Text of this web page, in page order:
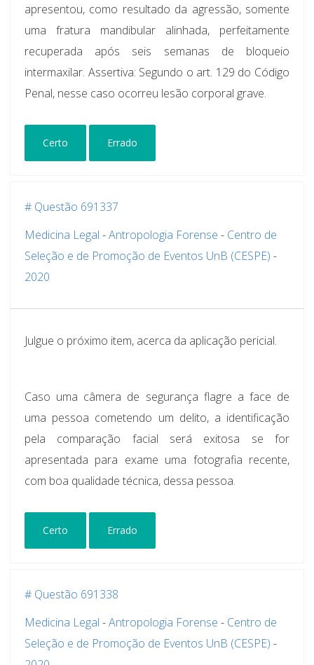
apresentou, como resultado da agressão, somente
uma fratura mandibular alinhada, perfeitamente
recuperada após seis semanas de bloqueio
intermaxilar. Assertiva: Segundo o art. 129 do Código
Penal, nesse caso ocorreu lesão corporal grave.
Certo Errado
# Questão 691337
Medicina Legal -Antropologia Forense - Centro de
Seleção e de Promoção de Eventos UnB (CESPE) -
2020
Julgue o próximo item, acerca da aplicação pericial.
Caso uma câmera de segurança flagre a face de
uma pessoa cometendo um delito, a identificação
pela comparação facial será exitosa se for
apresentada para exame uma fotografia recente,
com boa qualidade técnica, dessa pessoa.
Certo Errado
# Questão 691338
Medicina Legal -Antropologia Forense - Centro de
Seleção e de Promoção de Eventos UnB (CESPE) -